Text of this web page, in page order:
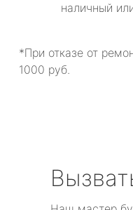
наличный
*При отказе от
1000 руб.